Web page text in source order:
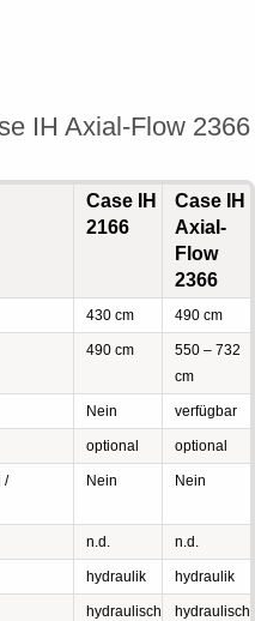
IH Axial-Flow 2366
Case IH
2166
Case IH
Axial-
Flow
2366
430 cm 490 cm
490 cm
550 – 732
cm
Nein verfügbar
optional optional
/
Nein Nein
n.d. n.d.
hydraulik hydraulik
hydraulisch hydraulisch